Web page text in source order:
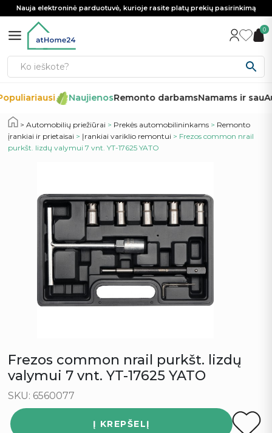
Nauja elektroninė parduotuvė, kurioje rasite platų prekių pasirinkimą
0
NaujienosRemonto darbamsNamams ir sau
Automobilių priežiūrai > Prekės automobilininkams > Remonto
įrankiai ir prietaisai > Įrankiai variklio remontui > Frezos common nrail
purkšt. lizdų valymui 7 vnt. YT-17625 YATO
Frezos common nrail purkšt. lizdų
valymui 7 vnt. YT-17625 YATO
SKU: 6560077
Į KREPŠELĮ